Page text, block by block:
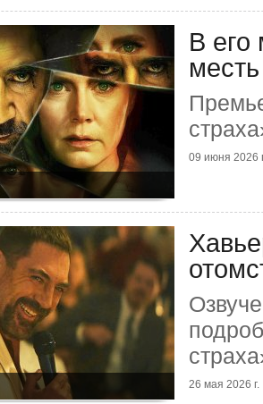
В
месть
09 июня 2026
26 мая 2026 г.